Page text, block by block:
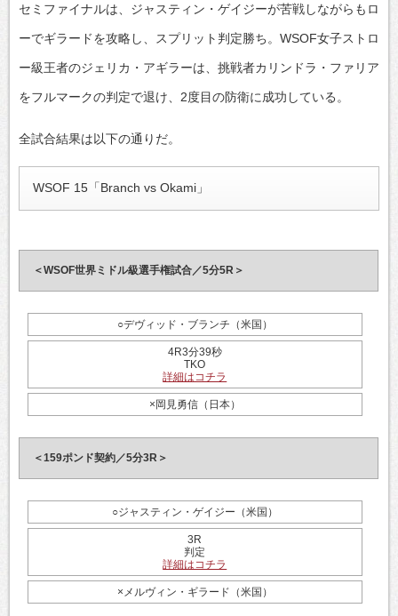
セミファイナルは、ジャスティン・ゲイジーが苦戦しながらもロ
ーでギラードを攻略し、スプリット判定勝ち。WSOF女子ストロ
ー級王者のジェリカ・アギラーは、挑戦者カリンドラ・ファリア
をフルマークの判定で退け、2度目の防衛に成功している。
全試合結果は以下の通りだ。
WSOF 15「Branch vs Okami」
＜WSOF世界ミドル級選手権試合／5分5R＞
○デヴィッド・ブランチ（米国）
4R3分39秒
TKO
詳細はコチラ
×岡見勇信（日本）
＜159ポンド契約／5分3R＞
○ジャスティン・ゲイジー（米国）
3R
判定
詳細はコチラ
×メルヴィン・ギラード（米国）